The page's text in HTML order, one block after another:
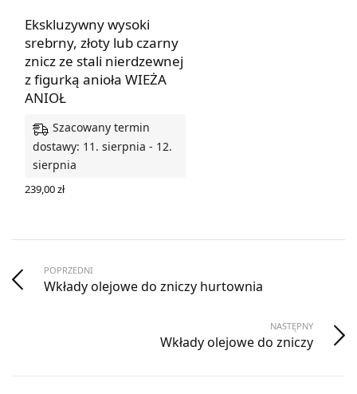
Ekskluzywny wysoki
srebrny, złoty lub czarny
znicz ze stali nierdzewnej
z figurką anioła WIEŻA
ANIOŁ
Szacowany termin
dostawy: 11. sierpnia - 12.
sierpnia
239,00zł
POPRZEDNI
Wkłady olejowe do zniczy hurtownia
NASTĘPNY
Wkłady olejowe do zniczy